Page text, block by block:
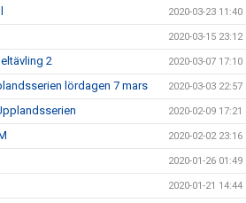
2020-03-23 11:40
2020-03-15 23:12
2 2020-03-07 17:10
lördagen 7 mars 2020-03-03 22:57
2020-02-09 17:21
2020-02-02 23:16
2020-01-26 01:49
2020-01-21 14:44